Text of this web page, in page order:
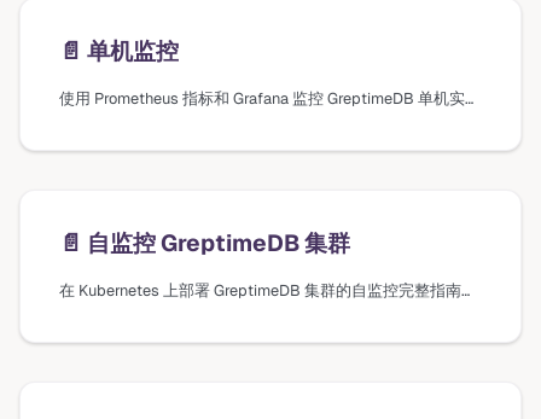
📄️ 单机监控
使用 Prometheus 指标和 Grafana 监控 GreptimeDB 单机实例的指南。
📄️ 自监控 GreptimeDB 集群
在 Kubernetes 上部署 GreptimeDB 集群的自监控完整指南，包括 Grafana 仪表盘设置和配置项。